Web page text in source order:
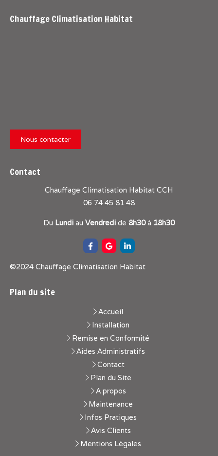
Chauffage Climatisation Habitat
Nous contacter
Contact
Chauffage Climatisation Habitat CCH
06 74 45 81 48
Du Lundi au Vendredi de 8h30à 18h30
©2024 Chauffage Climatisation Habitat
Plan du site
Accueil
Installation
Remise en Conformité
Aides Administratifs
Contact
Plan du Site
A propos
Maintenance
Infos Pratiques
Avis Clients
Mentions Légales